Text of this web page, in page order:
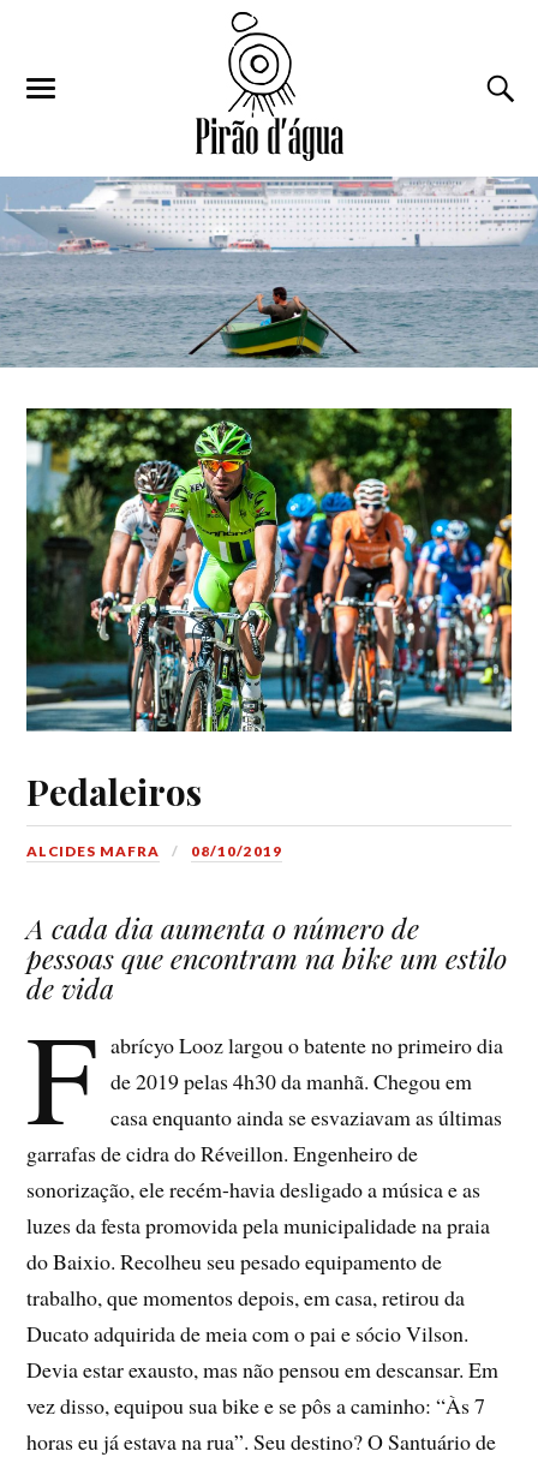
Pedaleiros
ALCIDES MAFRA 08/10/2019
A cada dia aumenta o número de
pessoas que encontram na bike um estilo
de vida
F abrícyo Looz largou o batente no primeiro dia
de 2019 pelas 4h30 da manhã. Chegou em
casa enquanto ainda se esvaziavam as últimas
garrafas de cidra do Réveillon. Engenheiro de
sonorização, ele recém-havia desligado a música e as
luzes da festa promovida pela municipalidade na praia
do Baixio. Recolheu seu pesado equipamento de
trabalho, que momentos depois, em casa, retirou da
Ducato adquirida de meia com o pai e sócio Vilson.
Devia estar exausto, mas não pensou em descansar. Em
vez disso, equipou sua bike e se pôs a caminho: “Às 7
horas eu já estava na rua”. Seu destino? O Santuário de